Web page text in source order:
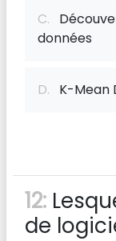
C.
données
D. K-Mean
12:
de